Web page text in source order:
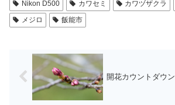
Nikon D500
カワセミ カワヅザクラ
メジロ
飯能市
開花カウントダウン